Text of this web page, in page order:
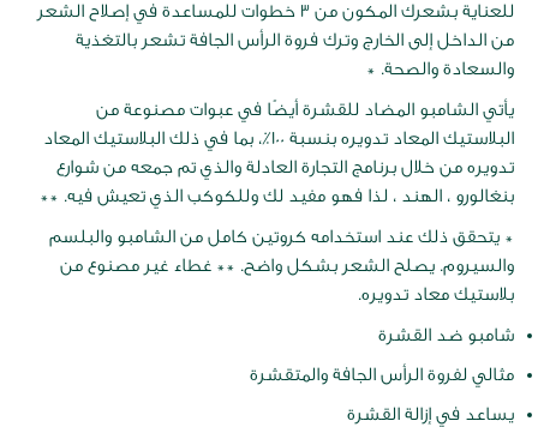
للعناية بشعرك المكون من 3 خطوات للمساعدة في إصلاح الشعر
من الداخل إلى الخارج وترك فروة الرأس الجافة تشعر بالتغذية
والسعادة والصحة. *
يأتي الشامبو المضاد للقشرة أيضًا في عبوات مصنوعة من
البلاستيك المعاد تدويره بنسبة 100٪، بما في ذلك البلاستيك المعاد
تدويره من خلال برنامج التجارة العادلة والذي تم جمعه من شوارع
بنغالورو ، الهند ، لذا فهو مفيد لك وللكوكب الذي تعيش فيه. **
* يتحقق ذلك عند استخدامه كروتين كامل من الشامبو والبلسم
والسيروم. يصلح الشعر بشكل واضح. ** غطاء غير مصنوع من
بلاستيك معاد تدويره.
شامبو ضد القشرة
مثالي لفروة الرأس الجافة والمتقشرة
يساعد في إزالة القشرة